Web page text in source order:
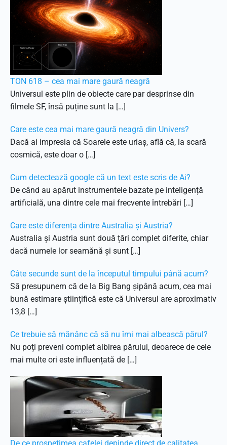
TON 618 – cea mai mare gaură neagră
Universul este plin de obiecte care par desprinse din
filmele SF, însă puține sunt la […]
Care este cea mai mare gaură neagră din Univers?
Dacă ai impresia că Soarele este uriaș, află că, la scară
cosmică, este doar o […]
Cum detectează google că un text este scris de Ai?
De când au apărut instrumentele bazate pe inteligență
artificială, una dintre cele mai frecvente întrebări […]
Care este diferența dintre Australia și Austria?
Australia și Austria sunt două țări complet diferite, chiar
dacă numele lor seamănă și sunt […]
Câte secunde sunt de la începutul timpului până acum?
Să presupunem că de la Big Bang șipână acum, cea mai
bună estimare științifică este că Universul are aproximativ
13,8 […]
Ce trebuie să mănânc că să nu îmi mai albească părul?
Nu poți preveni complet albirea părului, deoarece de cele
mai multe ori este influențată de […]